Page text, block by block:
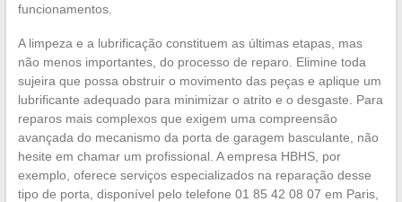
funcionamentos.
A limpeza e a lubrificação constituem as últimas etapas, mas
não menos importantes, do processo de reparo. Elimine toda
sujeira que possa obstruir o movimento das peças e aplique um
lubrificante adequado para minimizar o atrito e o desgaste. Para
reparos mais complexos que exigem uma compreensão
avançada do mecanismo da porta de garagem basculante, não
hesite em chamar um profissional. A empresa HBHS, por
exemplo, oferece serviços especializados na reparação desse
tipo de porta, disponível pelo telefone 01 85 42 08 07 em Paris,